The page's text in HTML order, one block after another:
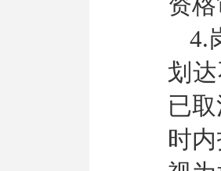
4.
划
已
时